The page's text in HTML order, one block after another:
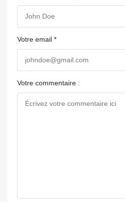
Votre email *
Votre commentaire :